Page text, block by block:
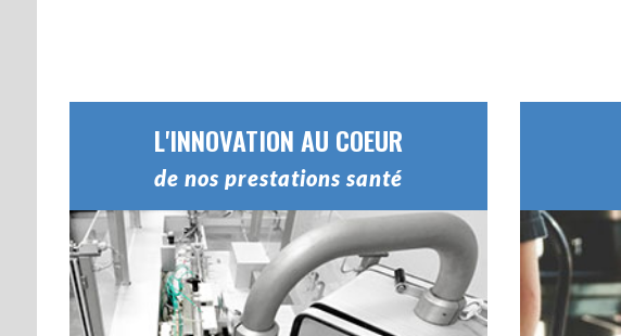
L'INNOVATION AU COEUR
de nos prestations santé